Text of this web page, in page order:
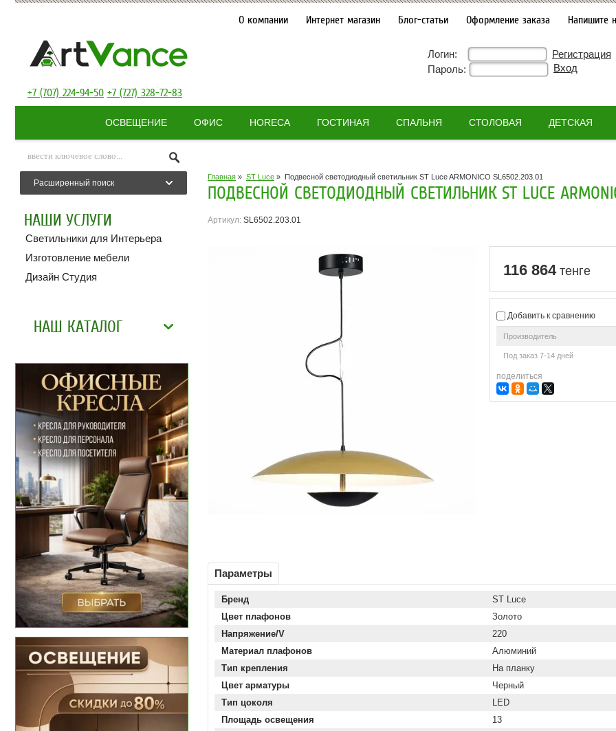
О компании Интернет магазин Блог-статьи Оформление заказа Напишите
Логин: Регистрация
Пароль:
+7 (707) 224-94-50 +7 (727) 328-72-83
ОСВЕЩЕНИЕ ОФИС HORECA ГОСТИНАЯ СПАЛЬНЯ СТОЛОВАЯ ДЕТСКАЯ
Расширенный поиск
НАШИ УСЛУГИ
Светильники для Интерьера
Изготовление мебели
Дизайн Студия
НАШ КАТАЛОГ
Главная » ST Luce » Подвесной светодиодный светильник ST Luce ARMONICO SL6502.203.01
ПОДВЕСНОЙ СВЕТОДИОДНЫЙ СВЕТИЛЬНИК ST LUCE
Артикул: SL6502.203.01
116 864тенге
Добавить к сравнению
Производитель
Под заказ 7-14 дней
поделиться
Параметры
Бренд
ST Luce
Цвет плафонов
Золото
Напряжение/V
220
Материал плафонов
Алюминий
Тип крепления
На планку
Цвет арматуры
Черный
Тип цоколя
LED
Площадь освещения
13